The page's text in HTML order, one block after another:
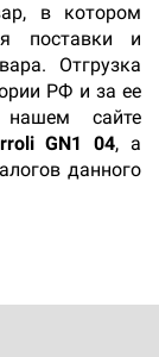
в котором
поставки и
Отгрузка
РФ и за ее
сайте
GN1 04, а
данного